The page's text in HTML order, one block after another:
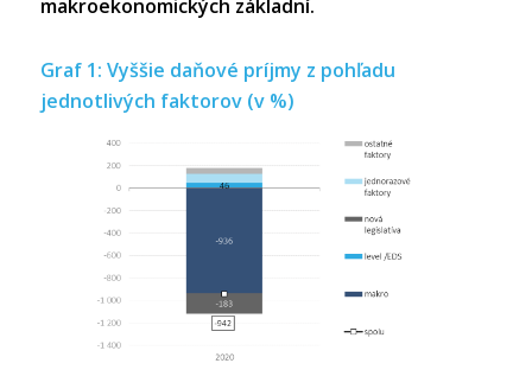
makroekonomických základní.
Graf 1: Vyššie daňové príjmy z pohľadu
jednotlivých faktorov (v %)